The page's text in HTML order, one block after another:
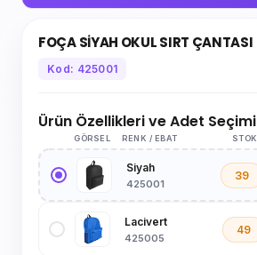
FOÇA SİYAH OKUL SIRT ÇANTASI
Kod: 425001
Ürün Özellikleri ve Adet Seçimi
GÖRSEL RENK / EBAT STOK
Siyah
425001
39
Lacivert
425005
49